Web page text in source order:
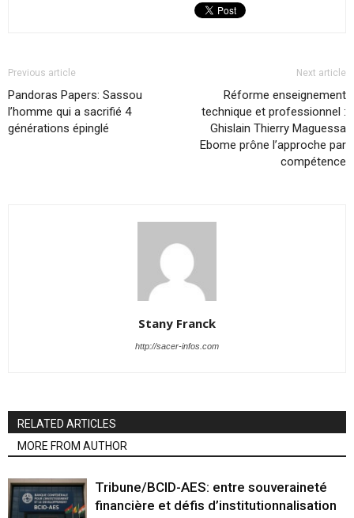
Previous article
Pandoras Papers: Sassou
l’homme qui a sacrifié 4
générations épinglé
Next article
Réforme enseignement
technique et professionnel :
Ghislain Thierry Maguessa
Ebome prône l’approche par
compétence
Stany Franck
http://sacer-infos.com
RELATED ARTICLES
MORE FROM AUTHOR
Tribune/BCID-AES: entre souveraineté
financière et défis d’institutionnalisation